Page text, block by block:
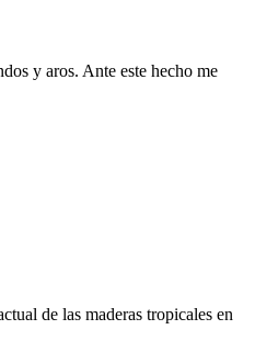
y aros. Ante este hecho me
de las maderas tropicales en